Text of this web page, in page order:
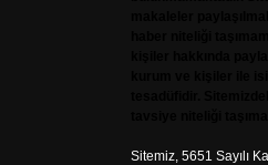
Sitemiz, 5651 Sayılı